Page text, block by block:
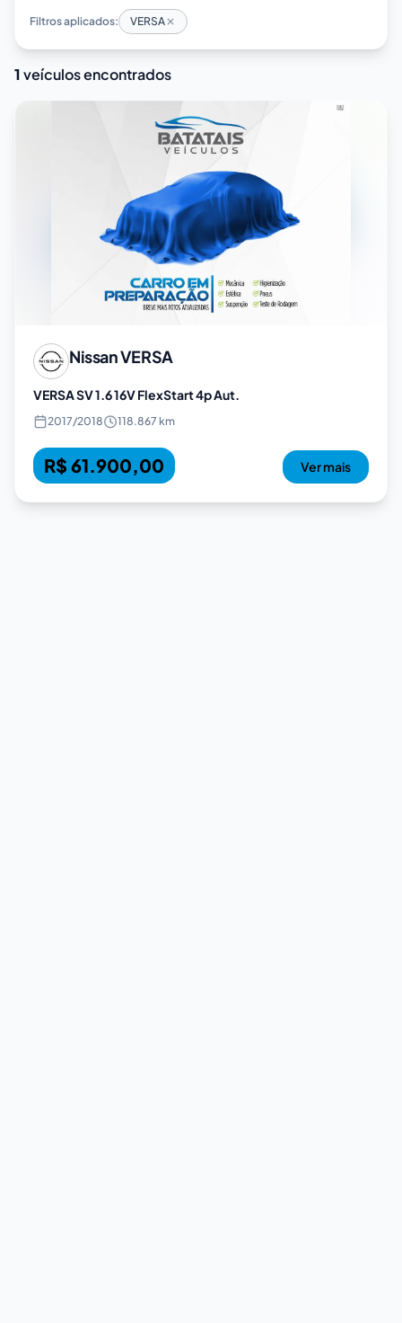
Filtros aplicados: VERSA
1veículos encontrados
NissanVERSA
VERSA SV 1.6 16V FlexStart 4p Aut.
2017/2018 118.867 km
R$ 61.900,00 Ver mais